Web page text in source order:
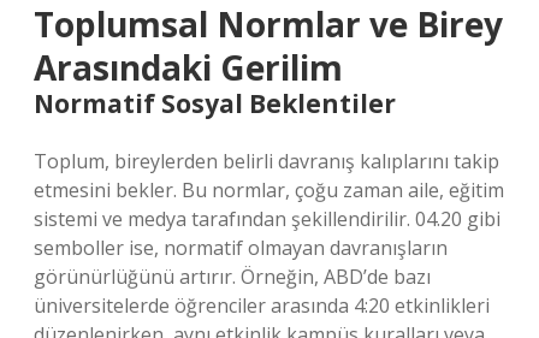
Toplumsal Normlar ve Birey
Arasındaki Gerilim
Normatif Sosyal Beklentiler
Toplum, bireylerden belirli davranış kalıplarını takip
etmesini bekler. Bu normlar, çoğu zaman aile, eğitim
sistemi ve medya tarafından şekillendirilir. 04.20 gibi
semboller ise, normatif olmayan davranışların
görünürlüğünü artırır. Örneğin, ABD’de bazı
üniversitelerde öğrenciler arasında 4:20 etkinlikleri